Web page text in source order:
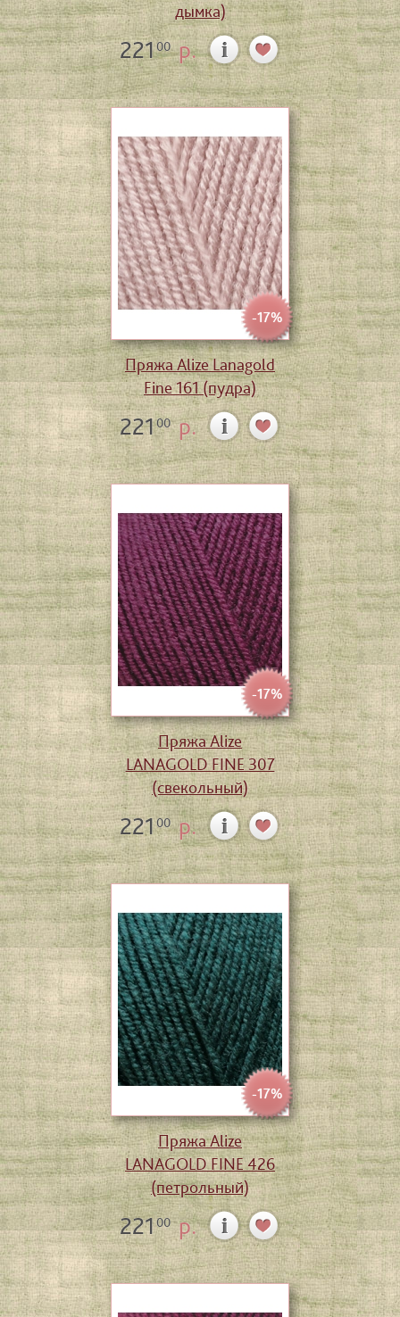
дымка)
22100р.
-17%
Пряжа Alize Lanagold
Fine 161 (пудра)
22100р.
-17%
Пряжа Alize
LANAGOLD FINE 307
(свекольный)
22100р.
-17%
Пряжа Alize
LANAGOLD FINE 426
(петрольный)
22100р.